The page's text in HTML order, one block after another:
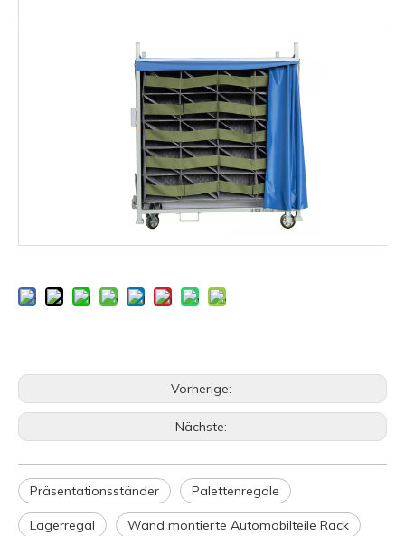
Vorherige:
Nächste:
Präsentationsständer Palettenregale
Lagerregal Wand montierte Automobilteile Rack